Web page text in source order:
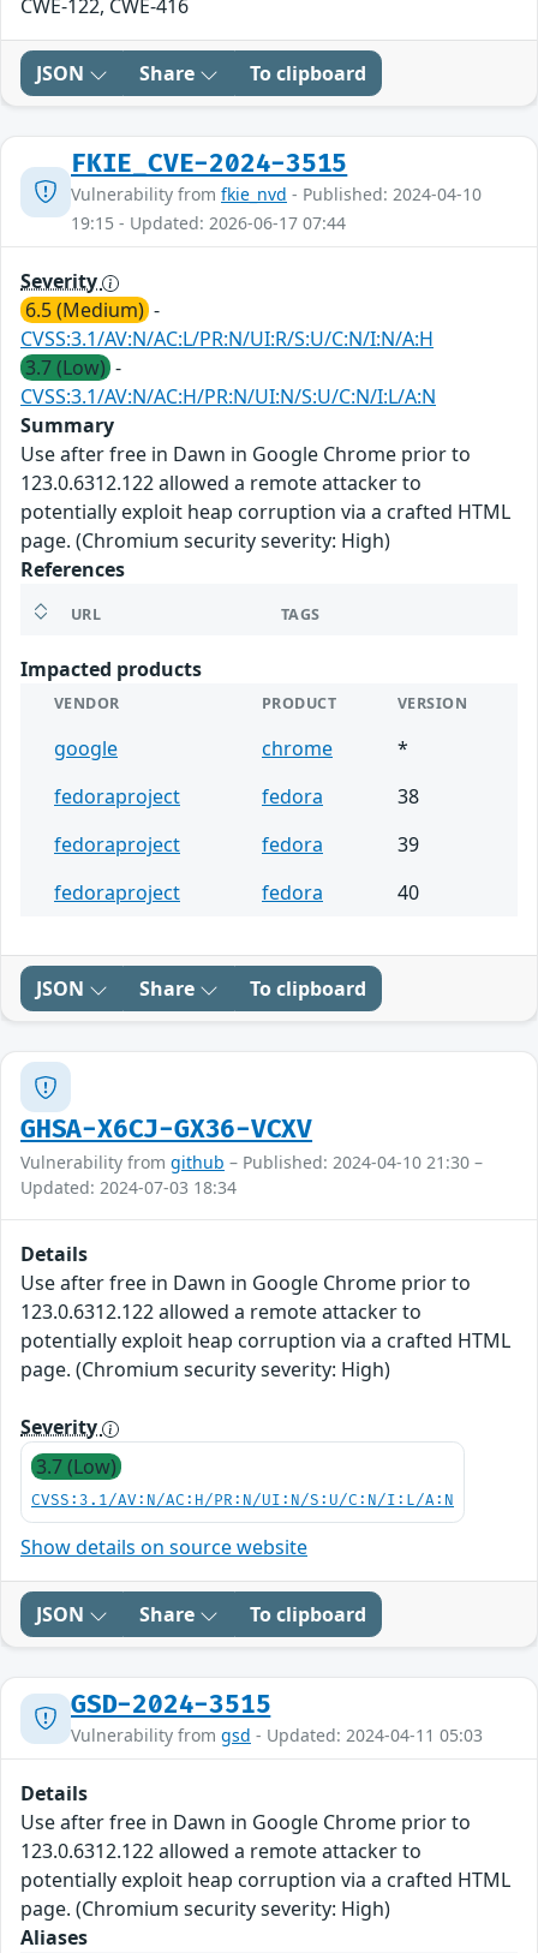
CWE-122, CWE-416
JSON Share To clipboard
FKIE_CVE-2024-3515
Vulnerability from fkie_nvd - Published: 2024-04-10
19:15 - Updated: 2026-06-17 07:44
Severity
6.5 (Medium) -
CVSS:3.1/AV:N/AC:L/PR:N/UI:R/S:U/C:N/I:N/A:H
3.7 (Low) -
CVSS:3.1/AV:N/AC:H/PR:N/UI:N/S:U/C:N/I:L/A:N
Summary
Use after free in Dawn in Google Chrome prior to
123.0.6312.122 allowed a remote attacker to
potentially exploit heap corruption via a crafted HTML
page. (Chromium security severity: High)
References
URL TAGS
Impacted products
VENDOR PRODUCT VERSION
google chrome
*
fedoraproject
fedora
38
fedoraproject
fedora
39
fedoraproject
fedora 40
JSON Share To clipboard
GHSA-X6CJ-GX36-VCXV
Vulnerability from github – Published: 2024-04-10 21:30 –
Updated: 2024-07-03 18:34
Details
Use after free in Dawn in Google Chrome prior to
123.0.6312.122 allowed a remote attacker to
potentially exploit heap corruption via a crafted HTML
page. (Chromium security severity: High)
Severity
3.7 (Low)
CVSS:3.1/AV:N/AC:H/PR:N/UI:N/S:U/C:N/I:L/A:N
Show details on source website
JSON Share To clipboard
GSD-2024-3515
Vulnerability from gsd - Updated: 2024-04-11 05:03
Details
Use after free in Dawn in Google Chrome prior to
123.0.6312.122 allowed a remote attacker to
potentially exploit heap corruption via a crafted HTML
page. (Chromium security severity: High)
Aliases